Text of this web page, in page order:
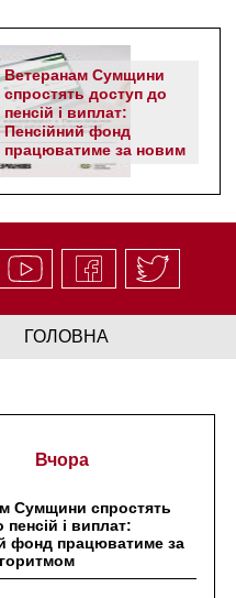
Ветеранам Сумщини
спростять доступ до
пенсій і виплат:
Пенсійний фонд
працюватиме за новим
алгоритмом
ГОЛОВНА
Вчора
Сумщини спростять
пенсій і виплат:
фонд працюватиме за